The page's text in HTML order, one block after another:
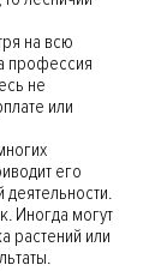
на всю
профессия
не
или
его
Иногда могут
растений или